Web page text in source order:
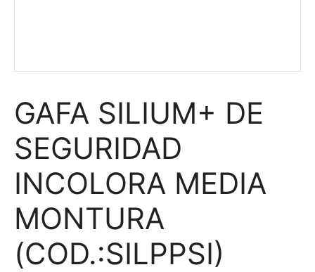
GAFA SILIUM+ DE
SEGURIDAD
INCOLORA MEDIA
MONTURA
(COD.:SILPPSI)